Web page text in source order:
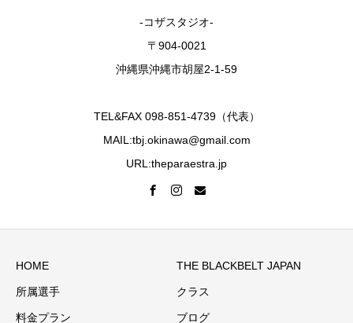
-コザスタジオ-
〒904-0021
沖縄県沖縄市胡屋2-1-59
TEL&FAX 098-851-4739（代表）
MAIL:tbj.okinawa@gmail.com
URL:theparaestra.jp
HOME THE BLACKBELT JAPAN
所属選手 クラス
料金プラン ブログ